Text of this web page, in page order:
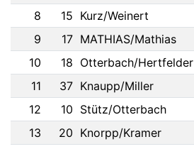
8
15 Kurz/Weinert
9
17 MATHIAS/Mathias
10
18 Otterbach/Hertfelder
11
37 Knaupp/Miller
12
10 Stütz/Otterbach
13
20 Knorpp/Kramer